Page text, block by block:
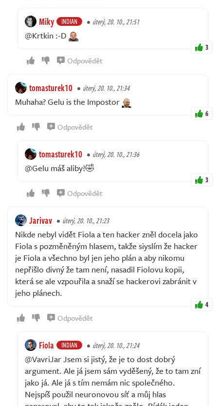
Miky INDIAN úterý, 20. 10., 21:51
@Krtkin :-D
3
Odpovědět
tomasturek10 úterý, 20. 10., 21:34
Muhaha? Gelu is the Impostor
6
Odpovědět
tomasturek10 úterý, 20. 10., 21:36
@Gelu máš aliby?🤣
3
Odpovědět
Jarivav úterý, 20. 10., 21:23
Nikde nebyl vidět Fiola a ten hacker zněl docela jako
Fiola s pozměněným hlasem, takže siyslím že hacker
je Fiola a všechno byl jen jeho plán a aby nikomu
nepřišlo divný že tam není, nasadil Fiolovu kopii,
která se ale vzpouřila a snaží se hackerovi zabránit v
jeho plánech.
4
Odpovědět
Fiola INDIAN úterý, 20. 10., 21:24
@VavriJar Jsem si jistý, že je to dost dobrý
argument. Ale já jsem sám vyděšený, že to tam zní
jako já. Ale já s tím nemám nic společného.
Nejspíš použil neuronovou síť a můj hlas